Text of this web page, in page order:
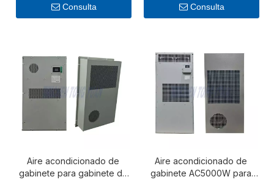
telecomunicaciones
Consulta
telecomunicaciones –
Unidad de enfriamiento
Consulta
Aire acondicionado de
gabinete para gabinete de
Aire acondicionado de
gabinete AC5000W para